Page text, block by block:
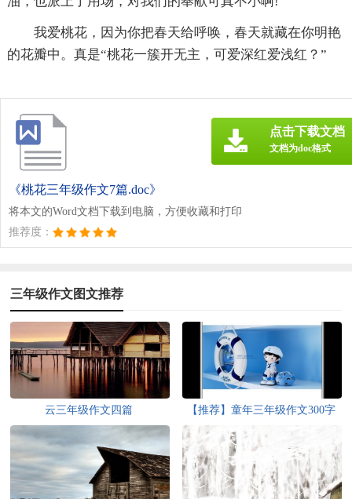
我爱桃花，因为你把春天给呼唤，春天就藏在你明艳
的花瓣中。真是“桃花一簇开无主，可爱深红爱浅红？”
《桃花三年级作文7篇.doc》
将本文的Word文档下载到电脑，方便收藏和打印
推荐度：
点击下载文档
文档为doc格式
三年级作文图文推荐
云三年级作文四篇
【推荐】童年三年级作文300字